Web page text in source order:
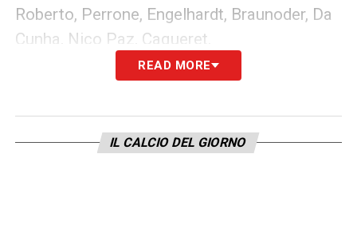
Roberto, Perrone, Engelhardt, Braunoder, Da
Cunha, Nico Paz, Caqueret.
: Gabrielloni, Cutrone, Douvkas,
LA PLAYLIST DELLE NOSTRE TOP NEWS
READ MORE
IL CALCIO DEL GIORNO